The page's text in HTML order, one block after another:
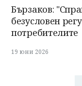
Бързаков:
безусловен
потребителите
19 юни 2026